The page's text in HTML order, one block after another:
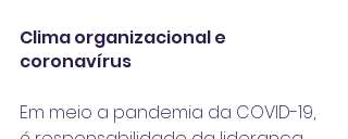
Clima organizacional e
coronavírus
Em meio a pandemia da COVID-19,